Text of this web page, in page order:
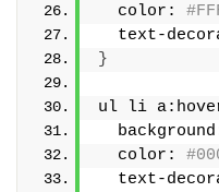
  color:
text-
}
ul li
  color:
text-